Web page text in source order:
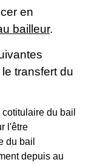
en
bailleur.
transfert du
du bail
l'être
du bail
depuis au